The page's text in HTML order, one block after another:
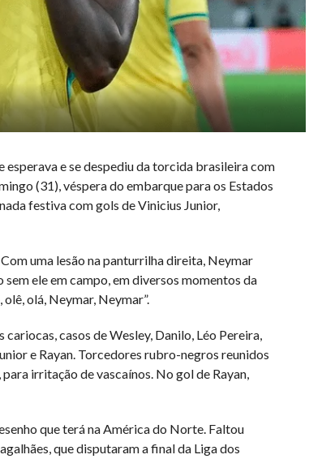
esperava e se despediu da torcida brasileira com
(31), véspera do embarque para os Estados
festiva com gols de Vinicius Junior,
uma lesão na panturrilha direita, Neymar
ele em campo, em diversos momentos da
olá, Neymar, Neymar”.
casos de Wesley, Danilo, Léo Pereira,
e Rayan. Torcedores rubro-negros reunidos
irritação de vascaínos. No gol de Rayan,
que terá na América do Norte. Faltou
que disputaram a final da Liga dos